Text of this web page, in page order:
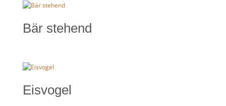
Bär stehend
Eisvogel